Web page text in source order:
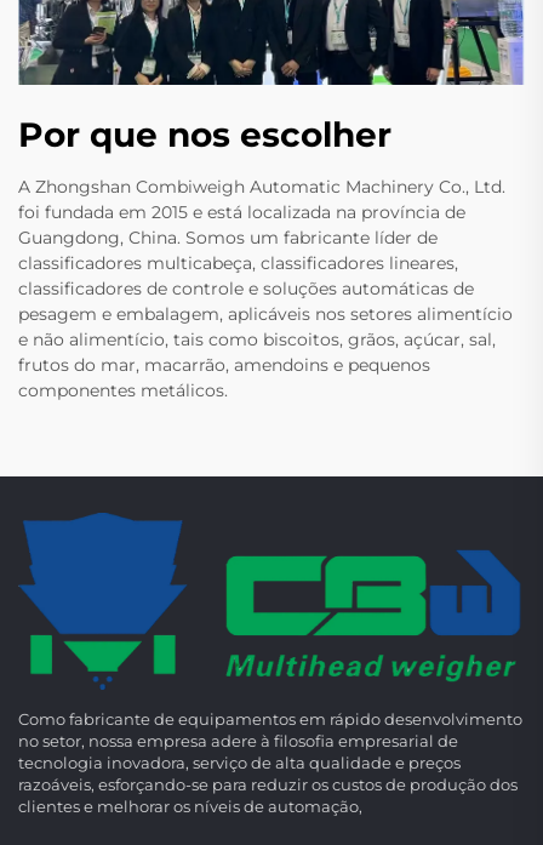
Por que nos escolher
A Zhongshan Combiweigh Automatic Machinery Co., Ltd.
foi fundada em 2015 e está localizada na província de
Guangdong, China. Somos um fabricante líder de
classificadores multicabeça, classificadores lineares,
classificadores de controle e soluções automáticas de
pesagem e embalagem, aplicáveis nos setores alimentício
e não alimentício, tais como biscoitos, grãos, açúcar, sal,
frutos do mar, macarrão, amendoins e pequenos
componentes metálicos.
Como fabricante de equipamentos em rápido desenvolvimento
no setor, nossa empresa adere à filosofia empresarial de
tecnologia inovadora, serviço de alta qualidade e preços
razoáveis, esforçando-se para reduzir os custos de produção dos
clientes e melhorar os níveis de automação,